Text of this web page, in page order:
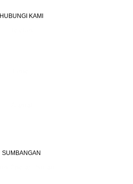
HUBUNGI KAMI
SUMBANGAN